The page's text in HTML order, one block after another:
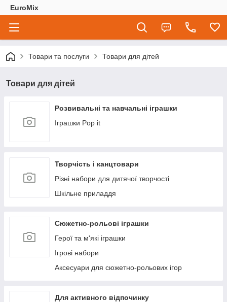
EuroMix
Товари та послуги Товари для дітей
Товари для дітей
Розвивальні та навчальні іграшки
Іграшки Pop it
Творчість і канцтовари
Різні набори для дитячої творчості
Шкільне приладдя
Сюжетно-рольові іграшки
Герої та м'які іграшки
Ігрові набори
Аксесуари для сюжетно-рольових ігор
Для активного відпочинку